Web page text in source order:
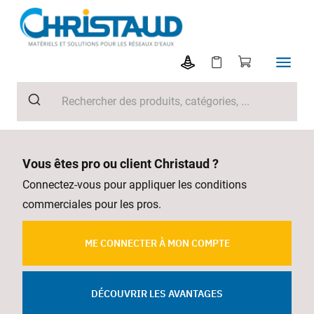
Vous êtes pro ou client Christaud ?
Connectez-vous pour appliquer les conditions
commerciales pour les pros.
ME CONNECTER À MON COMPTE
DÉCOUVRIR LES AVANTAGES